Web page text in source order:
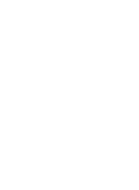
the website is used and to offer